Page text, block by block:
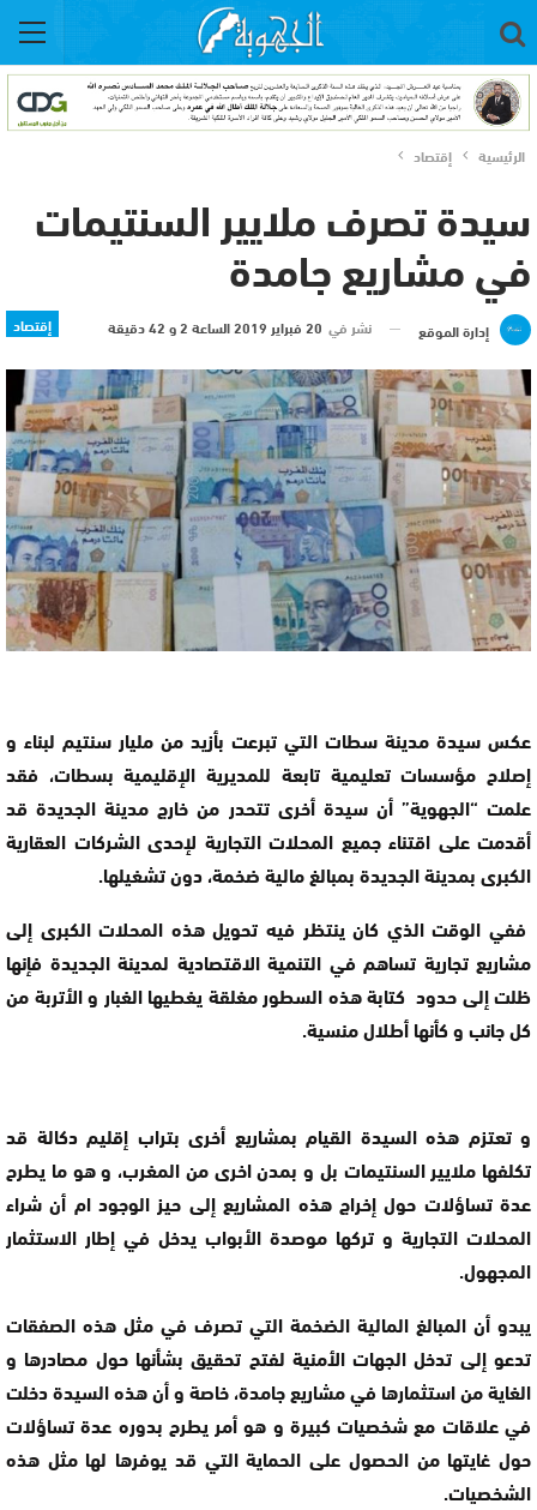
الرئيسية إقتصاد
سيدة تصرف ملايير السنتيمات
في مشاريع جامدة
إقتصاد إدارة الموقع نشر في 20 فبراير 2019 الساعة 2 و 42 دقيقة
عكس سيدة مدينة سطات التي تبرعت بأزيد من مليار سنتيم لبناء و
إصلاح مؤسسات تعليمية تابعة للمديرية الإقليمية بسطات، فقد
علمت “الجهوية” أن سيدة أخرى تتحدر من خارج مدينة الجديدة قد
أقدمت على اقتناء جميع المحلات التجارية لإحدى الشركات العقارية
الكبرى بمدينة الجديدة بمبالغ مالية ضخمة، دون تشغيلها.
ففي الوقت الذي كان ينتظر فيه تحويل هذه المحلات الكبرى إلى
مشاريع تجارية تساهم في التنمية الاقتصادية لمدينة الجديدة فإنها
ظلت إلى حدود كتابة هذه السطور مغلقة يغطيها الغبار و الأتربة من
كل جانب و كأنها أطلال منسية.
و تعتزم هذه السيدة القيام بمشاريع أخرى بتراب إقليم دكالة قد
تكلفها ملايير السنتيمات بل و بمدن اخرى من المغرب، و هو ما يطرح
عدة تساؤلات حول إخراج هذه المشاريع إلى حيز الوجود ام أن شراء
المحلات التجارية و تركها موصدة الأبواب يدخل في إطار الاستثمار
المجهول.
يبدو أن المبالغ المالية الضخمة التي تصرف في مثل هذه الصفقات
تدعو إلى تدخل الجهات الأمنية لفتح تحقيق بشأنها حول مصادرها و
الغاية من استثمارها في مشاريع جامدة، خاصة و أن هذه السيدة دخلت
في علاقات مع شخصيات كبيرة و هو أمر يطرح بدوره عدة تساؤلات
حول غايتها من الحصول على الحماية التي قد يوفرها لها مثل هذه
الشخصيات.